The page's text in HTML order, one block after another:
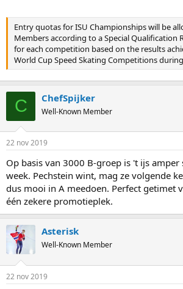
Entry quotas for ISU Championships will be
Members according to a Special Qualification
for each competition based on the results
World Cup Speed Skating Competitions
C ChefSpijker
Well-Known Member
22 nov 2019
Op basis van 3000 B-groep is 't ijs
week. Pechstein wint, mag ze volgende
dus mooi in A meedoen. Perfect getimet
één zekere promotieplek.
Asterisk
Well-Known Member
22 nov 2019